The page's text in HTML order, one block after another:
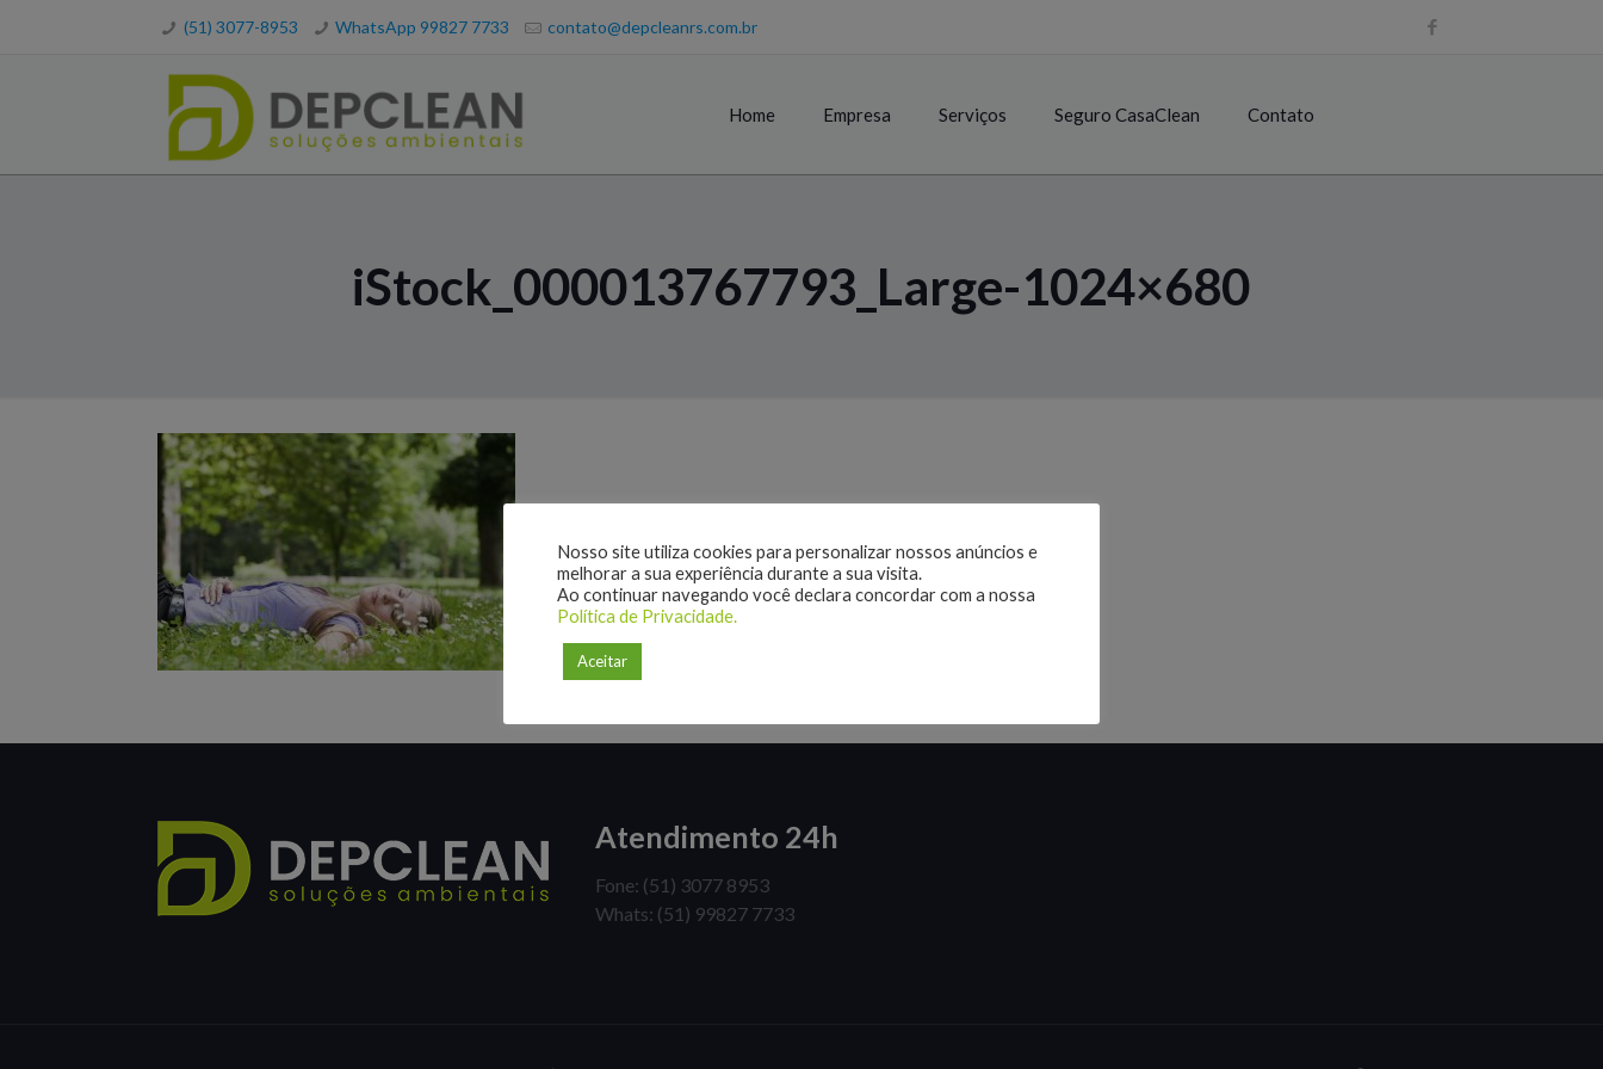
(51) 3077-8953 WhatsApp 99827 7733 contato@depcleanrs.com.br
Home Empresa Serviços Seguro CasaClean Contato
iStock_000013767793_Large-1024×680
Atendimento 24h
Fone: (51) 3077 8953
Whats: (51) 99827 7733
Nosso site utiliza cookies para personalizar nossos anúncios e
melhorar a sua experiência durante a sua visita.
Ao continuar navegando você declara concordar com a nossa
Política de Privacidade.
Aceitar